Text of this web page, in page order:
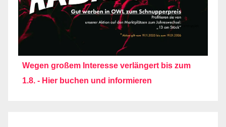
Wegen großem Interesse verlängert bis zum
1.8. - Hier buchen und informieren